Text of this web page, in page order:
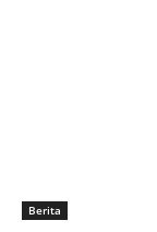
Berita